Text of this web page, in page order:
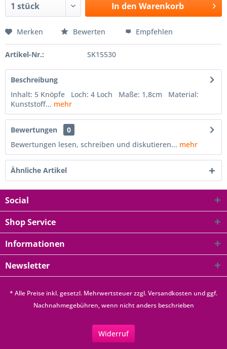
In den Warenkorb
Merken Bewerten Empfehlen
Artikel-Nr.: SK15530
Beschreibung
Inhalt: 5 Knöpfe Loch: 4 Loch Maße: 1,8cm Material:
Kunststoff... mehr
Bewertungen
0
Bewertungen lesen, schreiben und diskutieren... mehr
Ähnliche Artikel
Social
Shop Service
Informationen
Newsletter
* Alle Preise inkl. gesetzl. Mehrwertsteuer zzgl.Versandkosten und ggf.
Nachnahmegebühren, wenn nicht anders beschrieben
Widerruf